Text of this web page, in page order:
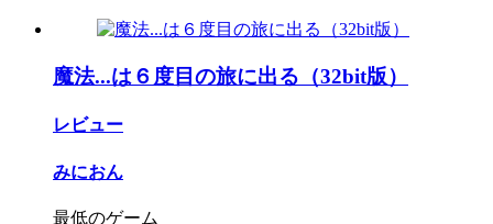
魔法...は６度目の旅に出る（32bit版）
レビュー
みにおん
最低のゲーム